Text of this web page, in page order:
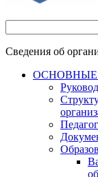
Сведения об
ОСНОВНЫЕ